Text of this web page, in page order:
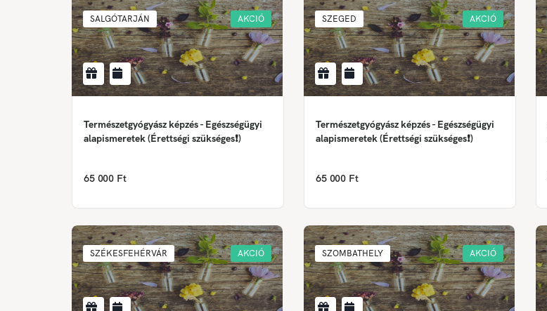
SALGÓTARJÁN AKCIÓ
Természetgyógyász képzés - Egészségügyi
alapismeretek (Érettségi szükséges❗)
65 000 Ft
SZEGED AKCIÓ
Természetgyógyász képzés - Egészségügyi
alapismeretek (Érettségi szükséges❗)
65 000 Ft
SZÉKESFEHÉRVÁR AKCIÓ SZOMBATHELY AKCIÓ